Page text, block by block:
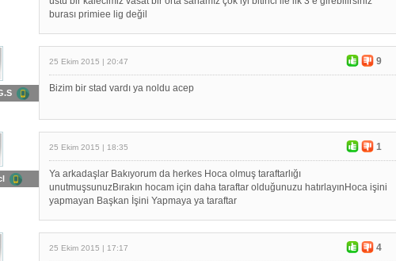
burası primiee lig değil
25 Ekim 2015 | 20:47 9
Bizim bir stad vardı ya noldu acep
25 Ekim 2015 | 18:35 1
Ya arkadaşlar Bakıyorum da herkes Hoca olmuş taraftarlığı
unutmuşsunuzBırakın hocam için daha taraftar olduğunuzu hatırlayınHoca işini
yapmayan Başkan İşini Yapmaya ya taraftar
25 Ekim 2015 | 17:17 4